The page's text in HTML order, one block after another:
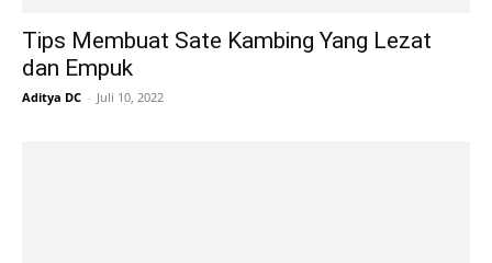
Tips Membuat Sate Kambing Yang Lezat
dan Empuk
Aditya DC - Juli 10, 2022